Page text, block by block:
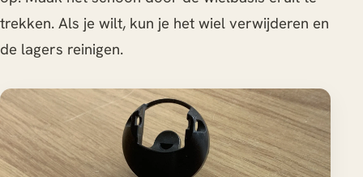
trekken. Als je wilt, kun je het wiel verwijderen en
de lagers reinigen.